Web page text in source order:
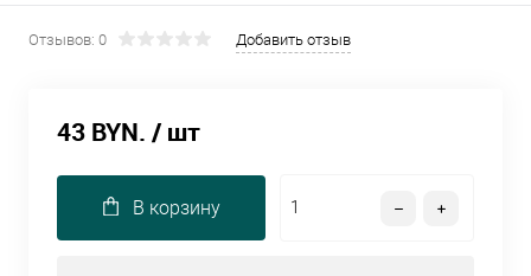
Отзывов: 0 Добавить отзыв
43 BYN. / шт
В корзину